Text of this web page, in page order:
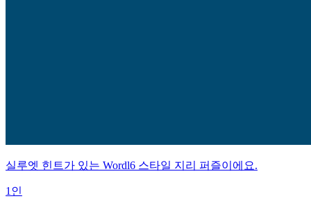
실루엣 힌트가 있는 Wordl6 스타일 지리 퍼즐이에요.
1인